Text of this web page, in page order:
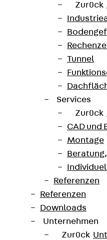
Zurück
Tunnel
Services
Zurück
CAD und
Montage
Referenzen
Referenzen
Downloads
Unternehmen
Zurück